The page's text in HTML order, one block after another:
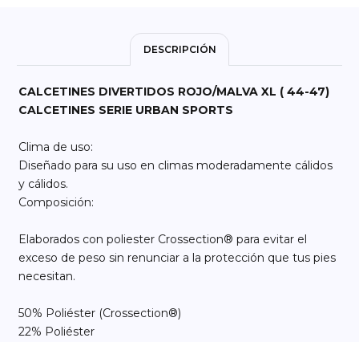
DESCRIPCIÓN
CALCETINES DIVERTIDOS ROJO/MALVA XL ( 44-47)
CALCETINES SERIE URBAN SPORTS
Clima de uso:
Diseñado para su uso en climas moderadamente cálidos
y cálidos.
Composición:
Elaborados con poliester Crossection® para evitar el
exceso de peso sin renunciar a la protección que tus pies
necesitan.
50% Poliéster (Crossection®)
22% Poliéster